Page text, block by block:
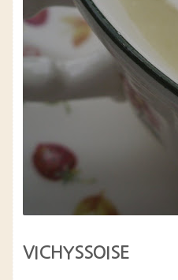
VICHYSSOISE